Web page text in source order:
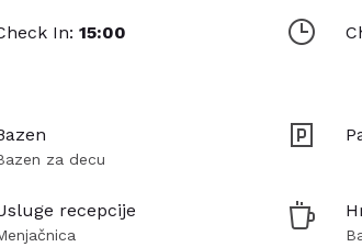
miran boravak, ali i lako istraživanje
delom, mini market, parking i igralište za
i prostranim terasama, što mu daje
i rekreacija
In: 15:00
za decu
recepcije